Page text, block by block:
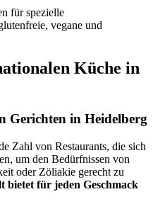
für spezielle
vegane und
Küche in
Gerichten in Heidelberg
Zahl von Restaurants, die sich
um den Bedürfnissen von
oder Zöliakie gerecht zu
bietet für jeden Geschmack